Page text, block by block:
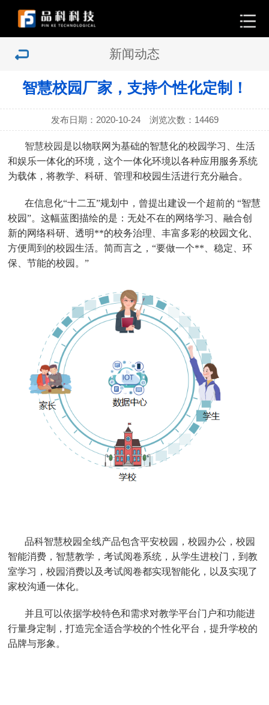
新闻动态
智慧校园厂家，支持个性化定制！
发布日期：2020-10-24 浏览次数： 14469
智慧校园 是以物联网为基础的智慧化的校园学习、生活
和娱乐一体化的环境，这个一体化环境以各种应用服务系统
为载体，将教学、科研、管理和校园生活进行充分融合。
在信息化“十二五”规划中，曾提出建设一个超前的 “智慧
校园”。这幅蓝图描绘的是：无处不在的网络学习、融合创
新的网络科研、透明**的校务治理、丰富多彩的校园文化、
方便周到的校园生活。简而言之，“要做一个**、稳定、环
保、节能的校园。”
品科智慧校园全线产品包含平安校园，校园办公，校园
智能消费，智慧教学，考试阅卷系统，从学生进校门，到教
室学习，校园消费以及考试阅卷都实现智能化，以及实现了
家校沟通一体化。
并且可以依据学校特色和需求对教学平台门户和功能进
行量身定制，打造完全适合学校的个性化平台，提升学校的
品牌与形象。